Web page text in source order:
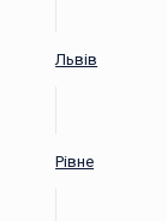
Львів
Рівне